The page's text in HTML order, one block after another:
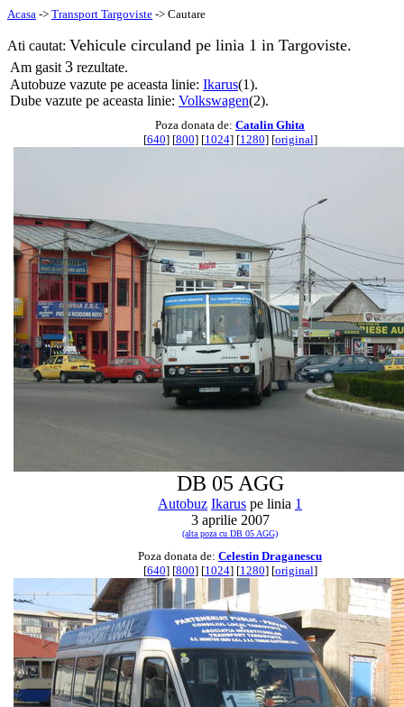
Acasa -> Transport Targoviste -> Cautare
Ati cautat: Vehicule circuland pe linia 1 in Targoviste.
Am gasit 3 rezultate.
Autobuze vazute pe aceasta linie: Ikarus(1).
Dube vazute pe aceasta linie: Volkswagen(2).
Poza donata de: Catalin Ghita
[640] [800] [1024] [1280] [original]
DB 05 AGG
Autobuz Ikarus pe linia 1
3 aprilie 2007
(alta poza cu DB 05 AGG)
Poza donata de: Celestin Draganescu
[640] [800] [1024] [1280] [original]